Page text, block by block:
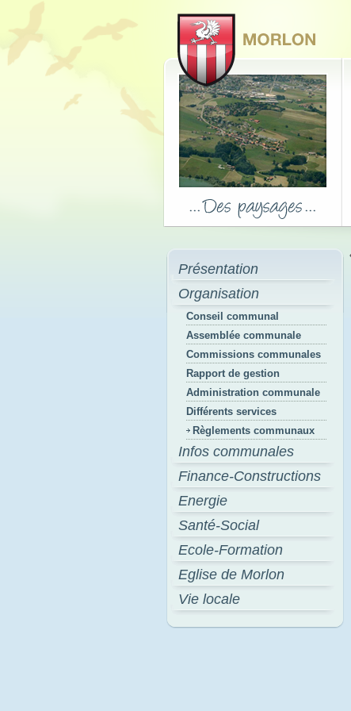
Présentation
Organisation
Conseil communal
Assemblée communale
Commissions communales
Rapport de gestion
Administration communale
Différents services
Règlements communaux
Infos communales
Finance-Constructions
Energie
Santé-Social
Ecole-Formation
Eglise de Morlon
Vie locale